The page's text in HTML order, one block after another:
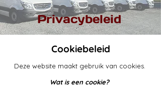
Privacybeleid
Cookiebeleid
Deze website maakt gebruik van cookies.
Wat is een cookie?